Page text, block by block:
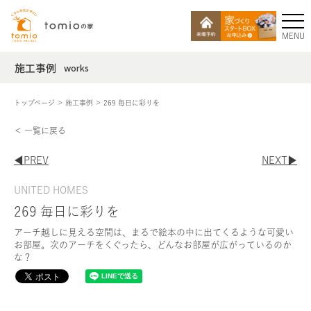
MENU
施工事例 works
トップページ 施工事例 269 毎日に彩りを
＜ 一覧に戻る
◀︎PREV NEXT▶︎
UNITED HOMES
269 毎日に彩りを
アーチ越しに見える空間は、まるで絵本の中に出てくるような可愛い
お部屋。次のアーチをくぐったら、どんなお部屋が広がっているのか
な？